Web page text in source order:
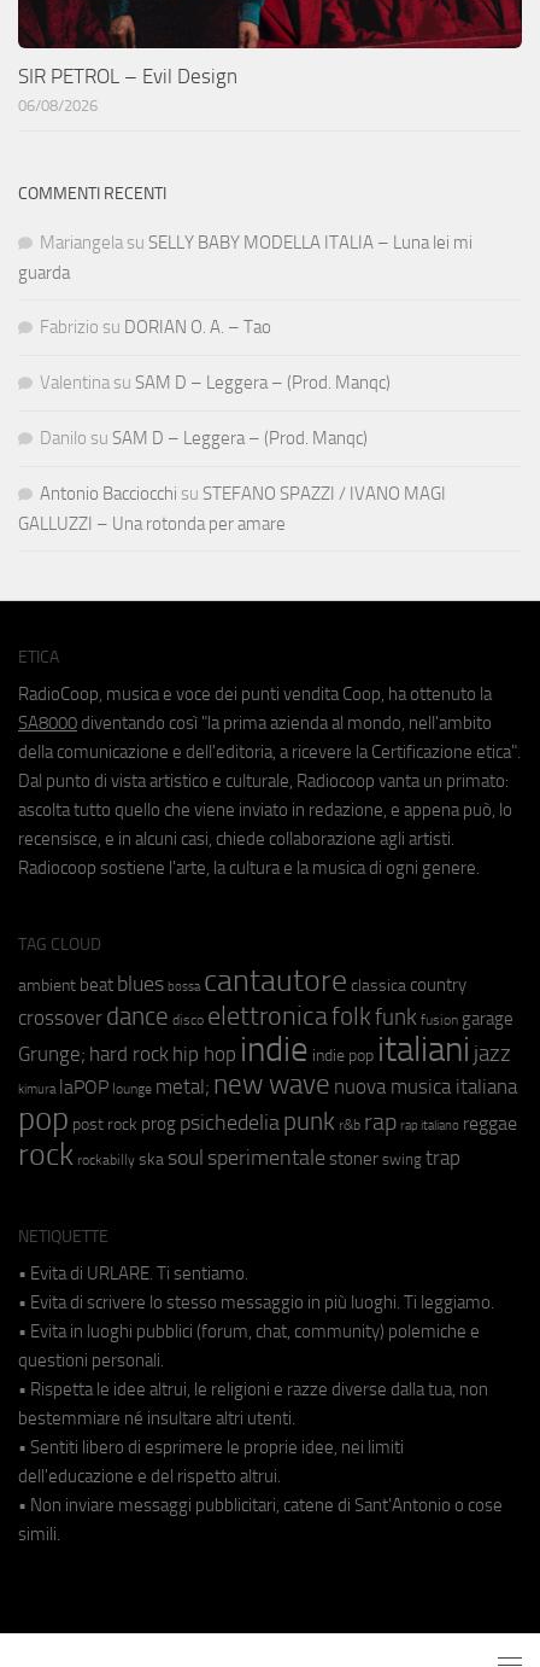
SIR PETROL – Evil Design
06/08/2026
COMMENTI RECENTI
Mariangela su SELLY BABY MODELLA ITALIA – Luna lei mi
guarda
Fabrizio su DORIAN O. A. – Tao
Valentina su SAM D – Leggera – (Prod. Manqc)
Danilo su SAM D – Leggera – (Prod. Manqc)
Antonio Bacciocchi su STEFANO SPAZZI / IVANO MAGI
GALLUZZI – Una rotonda per amare
ETICA
RadioCoop, musica e voce dei punti vendita Coop, ha ottenuto la
SA8000 diventando così "la prima azienda al mondo, nell'ambito
della comunicazione e dell'editoria, a ricevere la Certificazione etica".
Dal punto di vista artistico e culturale, Radiocoop vanta un primato:
ascolta tutto quello che viene inviato in redazione, e appena può, lo
recensisce, e in alcuni casi, chiede collaborazione agli artisti.
Radiocoop sostiene l'arte, la cultura e la musica di ogni genere.
TAG CLOUD
ambient beat blues bossa cantautore classica country
crossover dance disco elettronicafolkfunk fusion garage
Grunge; hard rock hip hop indie indie pop italiani jazz
kimura laPOP lounge metal; new wave nuova musica italiana
pop post rock prog psichedeliapunk r&b rap rap italiano reggae
rock rockabilly ska soul sperimentale stoner swing trap
NETIQUETTE
• Evita di URLARE. Ti sentiamo.
• Evita di scrivere lo stesso messaggio in più luoghi. Ti leggiamo.
• Evita in luoghi pubblici (forum, chat, community) polemiche e
questioni personali.
• Rispetta le idee altrui, le religioni e razze diverse dalla tua, non
bestemmiare né insultare altri utenti.
• Sentiti libero di esprimere le proprie idee, nei limiti
dell'educazione e del rispetto altrui.
• Non inviare messaggi pubblicitari, catene di Sant'Antonio o cose
simili.